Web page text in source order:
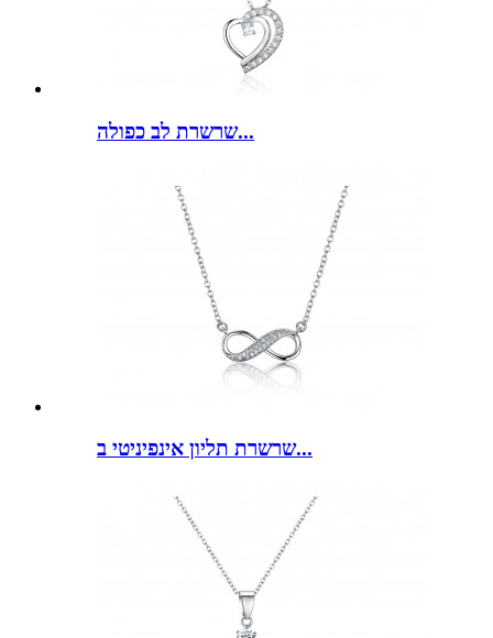
שרשרת לב כפולה...
שרשרת תליון אינפיניטי ב...